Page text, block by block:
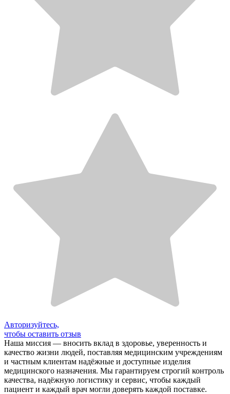
Авторизуйтесь,
чтобы оставить отзыв
Наша миссия — вносить вклад в здоровье, уверенность и
качество жизни людей, поставляя медицинским учреждениям
и частным клиентам надёжные и доступные изделия
медицинского назначения. Мы гарантируем строгий контроль
качества, надёжную логистику и сервис, чтобы каждый
пациент и каждый врач могли доверять каждой поставке.